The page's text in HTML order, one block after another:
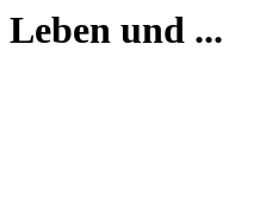
Leben und ...